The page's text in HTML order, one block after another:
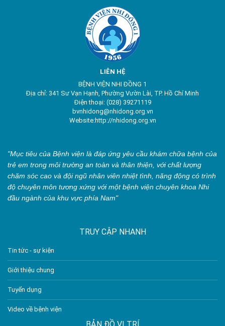
LIÊN HỆ
BỆNH VIỆN NHI ĐỒNG 1
Địa chỉ: 341 Sư Vạn Hạnh, Phường Vườn Lài, TP. Hồ Chí Minh
Điện thoại: (028) 39271119
bvnhidong@nhidong.org.vn
Website:http://nhidong.org.vn
"Mục tiêu của Bệnh viện là đáp ứng yêu cầu khám chữa bệnh của
trẻ em trong môi trường an toàn và thân thiện, với chất lượng
chăm sóc cao và đội ngũ nhân viên nhiệt tình, năng động có trình
độ chuyên môn tương xứng với một bệnh viện chuyên khoa Nhi
đầu ngành của khu vực phía Nam"
TRUY CẬP NHANH
Tin tức - sự kiện
Giới thiệu chung
Tuyển dụng
Video về bệnh viện
BẢN ĐỒ VỊ TRÍ